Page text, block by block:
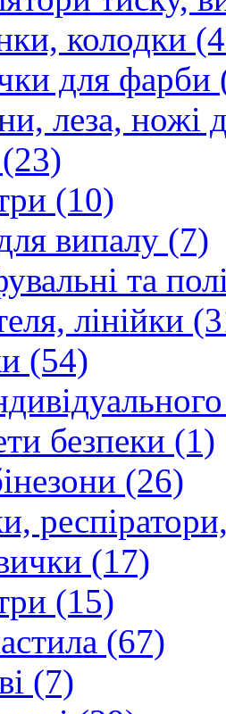
колодки
для фарби
леза, ножі
(10)
випалу (7)
та
лінійки
(54)
безпеки (1)
(26)
(17)
(15)
(67)
(7)